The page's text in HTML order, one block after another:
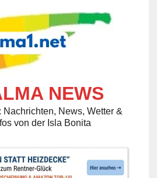
NEWS
Nachrichten, News, Wetter &
von der Isla Bonita